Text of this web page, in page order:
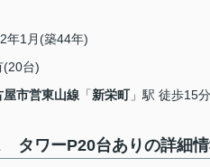
年1月(築44年)
(20台)
屋市営東山線 「新栄町」駅 徒歩15分
タワーP20台ありの詳細